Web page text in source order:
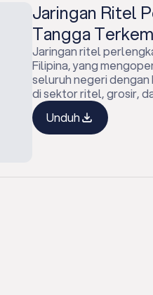
Jaringan Ritel
Tangga
Jaringan ritel
Filipina, yang
seluruh negeri
di sektor ritel, grosir,
Unduh